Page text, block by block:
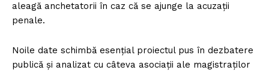
aleagă anchetatorii în caz că se ajunge la acuzații
penale.
Noile date schimbă esențial proiectul pus în dezbatere
publică și analizat cu câteva asociații ale magistraților